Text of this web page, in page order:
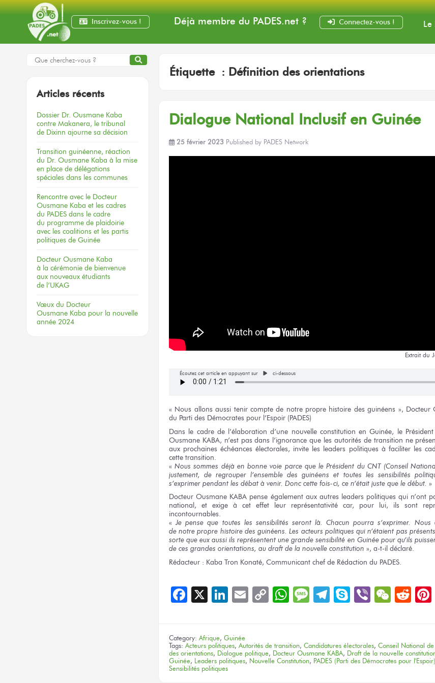
Inscrivez-vous ! Déjà membre du PADES.net? Connectez-vous ! Le
Étiquette : Définition des orientations
Dialogue National Inclusif en Guinée
25 février 2023 Published by PADES Network
Extrait du
Écoutez cet article en appuyant sur ci-dessous
« Nous allons aussi tenir comptede notrepropre histoire des guinéens », Docteur
du Parti des Démocrates pour l’Espoir (PADES)
Dans le cadre de l’élaboration d’une nouvelleconstitution en Guinée, le Président
Ousmane KABA, n’est pas dans l’ignoranceque les autorités de transition ne
aux prochaines échéances électorales, invite les leaders politiques à faciliter les
cette transition.
«Nous sommes déjà en bonne voie parce quele Président du CNT (Conseil
justement,de regrouper l’ensembledes guinéens et toutes les sensibilités
s’exprimer pendant les débat à venir. Donc cette fois-ci, ce n’était juste que le début. »
DocteurOusmane KABA pense également aux autres leaders politiquesqui n’ont
national, et exige à cet effet leur représentativité car, pour lui, ils sont
incontournables.
«Je pense que toutes les sensibilités seront là. Chacun pourra s’exprimer. Nous
de notre propre histoire des guinéens. Les acteurs politiquesqui n’étaient pas
sorteque eux aussiils représententune grande sensibilité en Guinéepour qu’ils
de ces grandes orientations, au draft de la nouvelle constitution », a-t-il déclaré.
Rédacteur : Kaba Tron Konaté, Communicant chef de Rédaction du PADES.
Facebook
X LinkedIn
EmailCopyWhatsApp
Message
Telegram
SkypeViber
Category: Afrique, Guinée
Tags: Acteurs politiques, Autorités de transition, Candidatures électorales, Conseil National
des orientations, Dialogue politique, Docteur Ousmane KABA, Draft de la nouvelle
Guinée, Leaders politiques, Nouvelle Constitution, PADES (Parti des Démocrates pour l'Espoir)
Sensibilités politiques
Articles récents
Dossier Dr. Ousmane Kaba
contre Makanera, le tribunal
de Dixinn ajourne sa décision
Transition guinéenne, réaction
du Dr. Ousmane Kaba à la mise
en place de délégations
spéciales dans les communes
Rencontre avec le Docteur
Ousmane Kaba et les cadres
du PADES dans le cadre
du programme de plaidoirie
avec les coalitions et les partis
politiques de Guinée
Docteur Ousmane Kaba
à la cérémonie de bienvenue
aux nouveaux étudiants
de l’UKAG
Vœux du Docteur
Ousmane Kaba pour la nouvelle
année 2024